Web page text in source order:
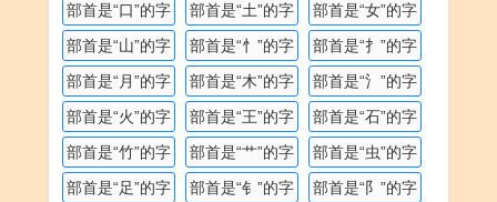
部首是“口”的字
部首是“土”的字
部首是“女”的字
部首是“山”的字
部首是“忄”的字
部首是“扌”的字
部首是“月”的字
部首是“木”的字
部首是“氵”的字
部首是“火”的字
部首是“王”的字
部首是“石”的字
部首是“竹”的字
部首是“艹”的字
部首是“虫”的字
部首是“足”的字
部首是“钅”的字 部首是“阝”的字